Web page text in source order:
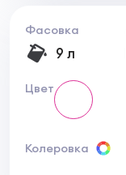
Фасовка
9 л
Цвет
Колеровка